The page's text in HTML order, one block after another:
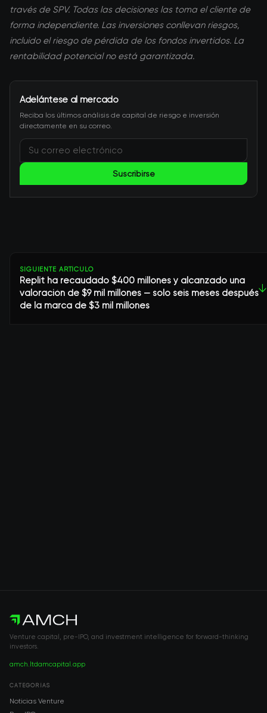
través de SPV. Todas las decisiones las toma el cliente de
forma independiente. Las inversiones conllevan riesgos,
incluido el riesgo de pérdida de los fondos invertidos. La
rentabilidad potencial no está garantizada.
Adelántese al mercado
Reciba los últimos análisis de capital de riesgo e inversión
directamente en su correo.
Suscribirse
SIGUIENTE ARTÍCULO
Replit ha recaudado $400 millones y alcanzado una
valoración de $9 mil millones — solo seis meses después
de la marca de $3 mil millones
↓
Venture capital, pre-IPO, and investment intelligence for forward-thinking
investors.
amch.ltdamcapital.app
CATEGORÍAS
Noticias Venture